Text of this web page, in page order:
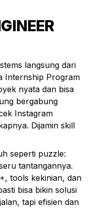
langsung dari
Internship Program
nyata dan bisa
bergabung
Instagram
Dijamin skill
seperti puzzle:
tantangannya.
tools kekinian, dan
bisa bikin solusi
tapi efisien dan